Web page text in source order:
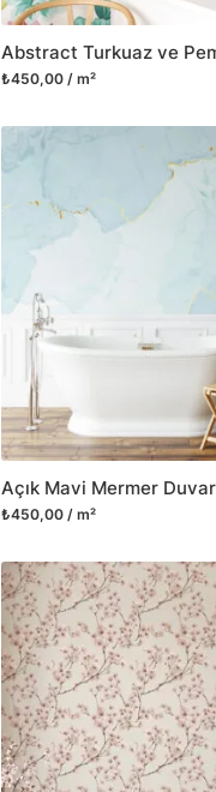
₺450,00 / m²
₺450,00 / m²